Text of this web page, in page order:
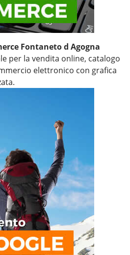
Fontaneto d Agogna
per la vendita online, catalogo
elettronico con grafica